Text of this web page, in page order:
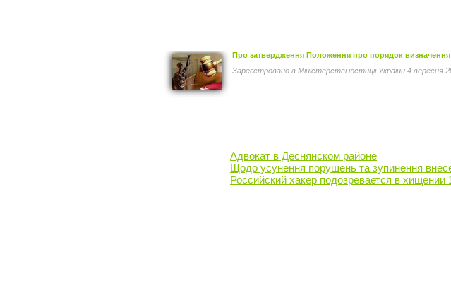
Про затвердження Положення про порядок визначення
Зареєстровано в Міністерстві юстиції України 4
Адвокат в Деснянском районе
Щодо усунення порушень та зупинення
Российский хакер подозревается в